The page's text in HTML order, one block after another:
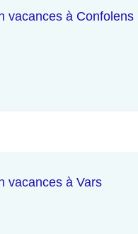
vacances à Confolens
vacances à Vars